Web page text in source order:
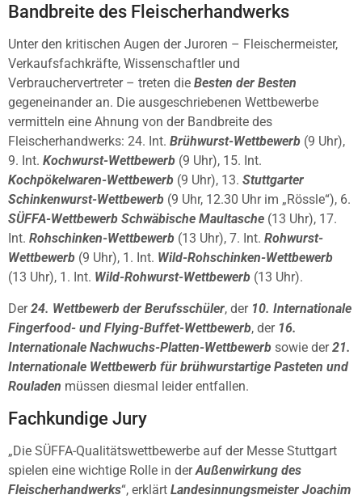
Bandbreite des Fleischerhandwerks
Unter den kritischen Augen der Juroren – Fleischermeister,
Verkaufsfachkräfte, Wissenschaftler und
Verbrauchervertreter – treten die Besten der Besten
gegeneinander an. Die ausgeschriebenen Wettbewerbe
vermitteln eine Ahnung von der Bandbreite des
Fleischerhandwerks: 24. Int. Brühwurst-Wettbewerb (9 Uhr),
9. Int. Kochwurst-Wettbewerb (9 Uhr), 15. Int.
Kochpökelwaren-Wettbewerb (9 Uhr), 13. Stuttgarter
Schinkenwurst-Wettbewerb (9 Uhr, 12.30 Uhr im „Rössle“), 6.
SÜFFA-Wettbewerb Schwäbische Maultasche (13 Uhr), 17.
Int. Rohschinken-Wettbewerb (13 Uhr), 7. Int. Rohwurst-
Wettbewerb (9 Uhr), 1. Int. Wild-Rohschinken-Wettbewerb
(13 Uhr), 1. Int. Wild-Rohwurst-Wettbewerb (13 Uhr).
Der24. Wettbewerb der Berufsschüler, der 10. Internationale
Fingerfood- und Flying-Buffet-Wettbewerb, der 16.
Internationale Nachwuchs-Platten-Wettbewerb sowie der21.
Internationale Wettbewerb für brühwurstartige Pasteten und
Rouladen müssen diesmal leider entfallen.
Fachkundige Jury
„Die SÜFFA-Qualitätswettbewerbe auf der Messe Stuttgart
spielen eine wichtige Rolle in derAußenwirkung des
Fleischerhandwerks“, erklärt Landesinnungsmeister Joachim